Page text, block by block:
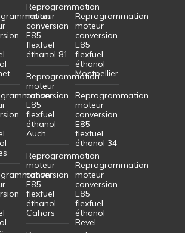
Reprogrammation
moteur
conversion
E85
flexfuel
éthanol 81
Reprogrammation
moteur
conversion
E85
flexfuel
éthanol
Auch
Reprogrammation
moteur
conversion
E85
flexfuel
éthanol
Cahors
Reprogrammation
moteur
conversion
E85
flexfuel
éthanol
Montpellier
Reprogrammation
moteur
conversion
E85
flexfuel
éthanol 34
Reprogrammation
moteur
conversion
E85
flexfuel
éthanol
Revel